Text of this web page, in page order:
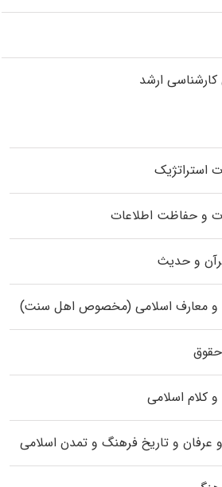
کارشناسی ارشد
استراتژیک
و حفاظت اطلاعات
و حدیث
و معارف اسلامی (مخصوص اهل سنت)
کلام اسلامی
عرفان و تاریخ فرهنگ و تمدن اسلامی